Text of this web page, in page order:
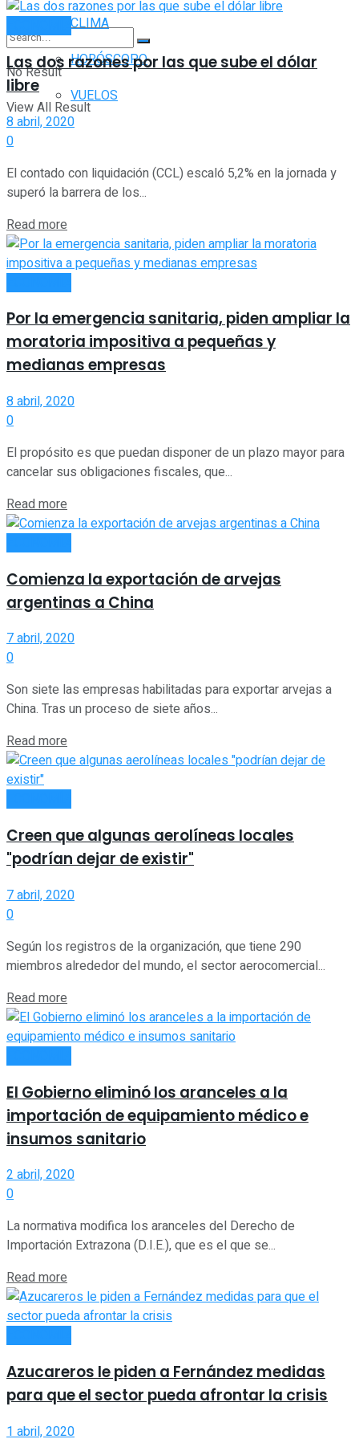
No Result
View All Result
CLIMA
HORÓSCOPO
VUELOS
Las dos razones por las que sube el dólar
libre
8 abril, 2020
0
El contado con liquidación (CCL) escaló 5,2% en la jornada y
superó la barrera de los...
Read more
Por la emergencia sanitaria, piden ampliar la
moratoria impositiva a pequeñas y
medianas empresas
8 abril, 2020
0
El propósito es que puedan disponer de un plazo mayor para
cancelar sus obligaciones fiscales, que...
Read more
Comienza la exportación de arvejas
argentinas a China
7 abril, 2020
0
Son siete las empresas habilitadas para exportar arvejas a
China. Tras un proceso de siete años...
Read more
Creen que algunas aerolíneas locales
"podrían dejar de existir"
7 abril, 2020
0
Según los registros de la organización, que tiene 290
miembros alrededor del mundo, el sector aerocomercial...
Read more
El Gobierno eliminó los aranceles a la
importación de equipamiento médico e
insumos sanitario
2 abril, 2020
0
La normativa modifica los aranceles del Derecho de
Importación Extrazona (D.I.E.), que es el que se...
Read more
Azucareros le piden a Fernández medidas
para que el sector pueda afrontar la crisis
1 abril, 2020